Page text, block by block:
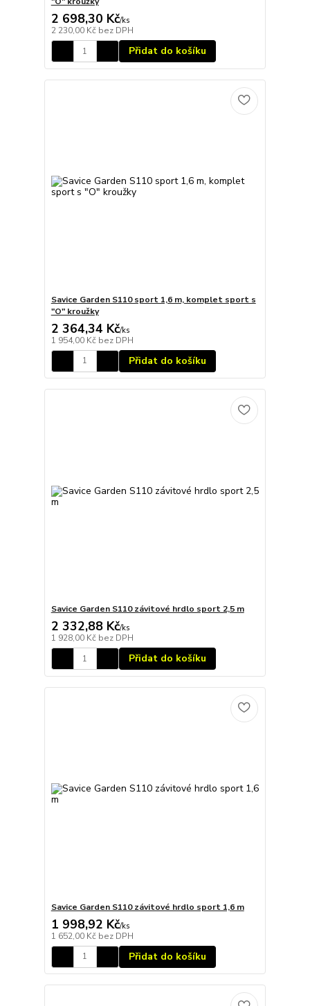
2 698,30 Kč/ks
2 230,00 Kč bez DPH
Přidat do košíku
Savice Garden S110 sport 1,6 m, komplet sport s
"O" kroužky
2 364,34 Kč/ks
1 954,00 Kč bez DPH
Přidat do košíku
Savice Garden S110 závitové hrdlo sport 2,5 m
2 332,88 Kč/ks
1 928,00 Kč bez DPH
Přidat do košíku
Savice Garden S110 závitové hrdlo sport 1,6 m
1 998,92 Kč/ks
1 652,00 Kč bez DPH
Přidat do košíku